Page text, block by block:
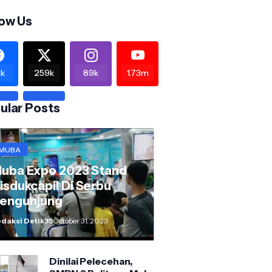
Us
259k 89k 1.73m
Posts
Expo 2023 Stand
Di Serbu
Detik35October 31, 2023
Dinilai Pelecehan,